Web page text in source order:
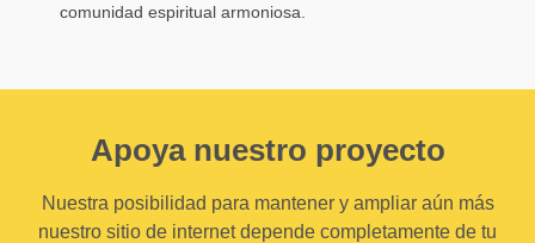
comunidad espiritual armoniosa.
Apoya nuestro proyecto
Nuestra posibilidad para mantener y ampliar aún más
nuestro sitio de internet depende completamente de tu